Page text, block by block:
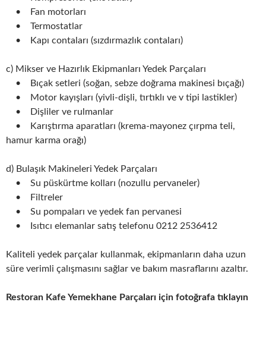
• Fan motorları
• Termostatlar
• Kapı contaları (sızdırmazlık contaları)
c) Mikser ve Hazırlık Ekipmanları Yedek Parçaları
• Bıçak setleri (soğan, sebze doğrama makinesi bıçağı)
• Motor kayışları (yivli-dişli, tırtıklı ve v tipi lastikler)
• Dişliler ve rulmanlar
• Karıştırma aparatları (krema-mayonez çırpma teli,
hamur karma orağı)
d) Bulaşık Makineleri Yedek Parçaları
• Su püskürtme kolları (nozullu pervaneler)
• Filtreler
• Su pompaları ve yedek fan pervanesi
• Isıtıcı elemanlar satış telefonu 0212 2536412
Kaliteli yedek parçalar kullanmak, ekipmanların daha uzun
süre verimli çalışmasını sağlar ve bakım masraflarını azaltır.
Restoran Kafe Yemekhane Parçaları için fotoğrafa tıklayın